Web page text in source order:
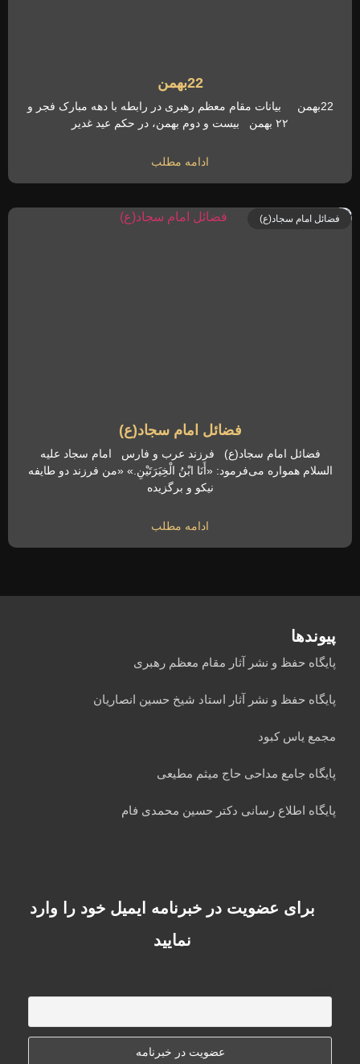
22بهمن
22بهمن بیانات مقام معظم رهبری در رابطه با دهه مبارک فجر و
۲۲ بهمن بیست و دوم بهمن، در حکم عید غدیر
ادامه مطلب
فضائل امام سجاد(ع)
فضائل امام سجاد(ع)
فضائل امام سجاد(ع) فرزند عرب و فارس امام سجاد علیه
السلام همواره می‌فرمود: «أَنَا ابْنُ الْخِیَرَتَیْنِ.» «من فرزند دو طایفه
نیکو و برگزیده
ادامه مطلب
پیوندها
پایگاه حفظ و نشر آثار مقام معظم رهبری
پایگاه حفظ و نشر آثار استاد شیخ حسین انصاریان
مجمع یاس کبود
پایگاه جامع مداحی حاج میثم مطیعی
پایگاه اطلاع رسانی دکتر حسین محمدی فام
برای عضویت در خبرنامه ایمیل خود را وارد
نمایید